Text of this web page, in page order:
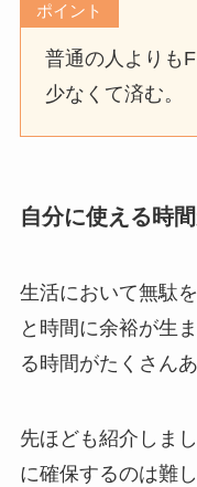
ポイント
普通の人よりも
少なくて済む。
自分に使える時
生活において無駄
と時間に余裕が生
る時間がたくさん
先ほども紹介しま
に確保するのは難